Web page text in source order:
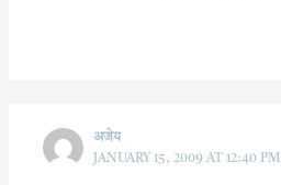
अजेय
JANUARY 15, 2009 AT 12:40 PM